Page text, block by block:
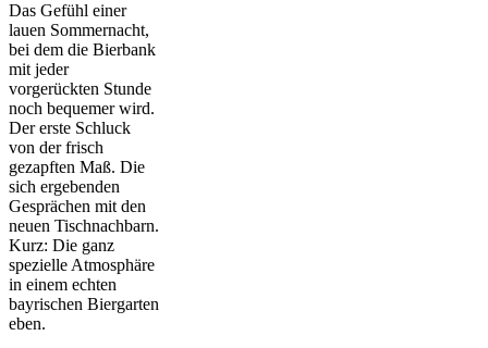
Das Gefühl einer
lauen Sommernacht,
bei dem die Bierbank
mit jeder
vorgerückten Stunde
noch bequemer wird.
Der erste Schluck
von der frisch
gezapften Maß. Die
sich ergebenden
Gesprächen mit den
neuen Tischnachbarn.
Kurz: Die ganz
spezielle Atmosphäre
in einem echten
bayrischen Biergarten
eben.